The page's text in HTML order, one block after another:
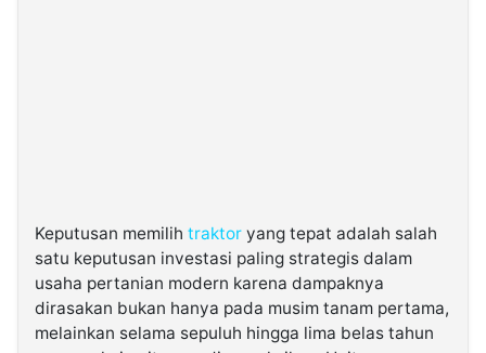
Keputusan memilih traktor yang tepat adalah salah
satu keputusan investasi paling strategis dalam
usaha pertanian modern karena dampaknya
dirasakan bukan hanya pada musim tanam pertama,
melainkan selama sepuluh hingga lima belas tahun